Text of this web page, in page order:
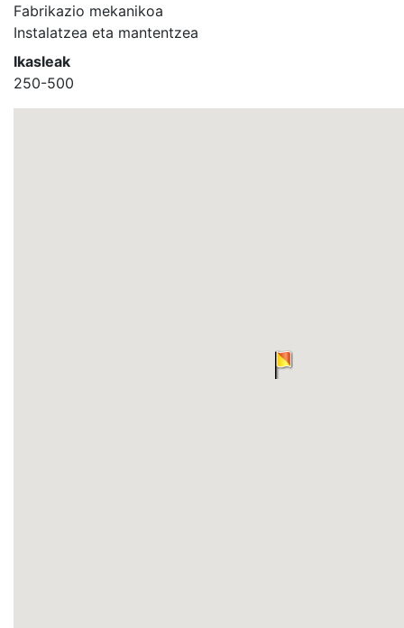
Fabrikazio mekanikoa
Instalatzea eta mantentzea
Ikasleak
250-500